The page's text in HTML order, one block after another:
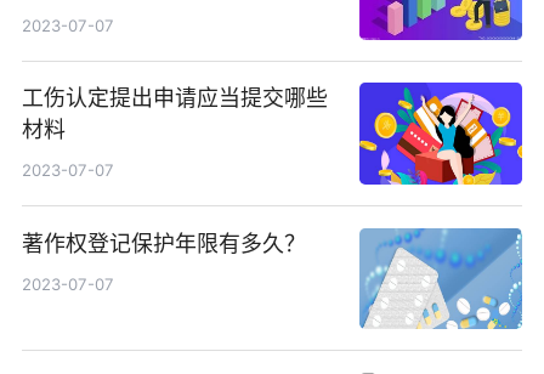
2023-07-07
工伤认定提出申请应当提交哪些
材料
2023-07-07
著作权登记保护年限有多久？
2023-07-07